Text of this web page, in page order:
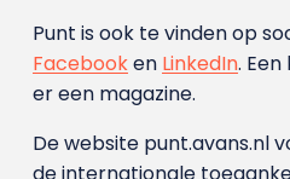
Punt is ook te vinden op
Facebooken LinkedIn.
er een magazine.
De website punt.avans.nl